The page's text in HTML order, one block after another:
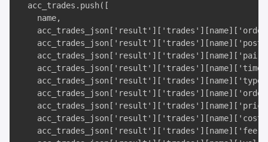
  acc_trades.push([
    name,